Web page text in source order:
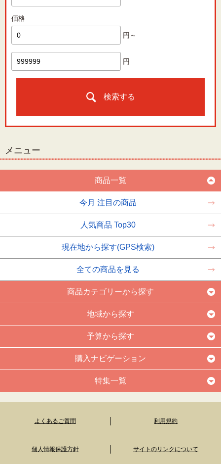
価格
円～
円
検索する
メニュー
商品一覧
今月 注目の商品
人気商品 Top30
現在地から探す(GPS検索)
全ての商品を見る
商品カテゴリーから探す
地域から探す
予算から探す
購入ナビゲーション
特集一覧
よくあるご質問 利用規約
個人情報保護方針 サイトのリンクについて